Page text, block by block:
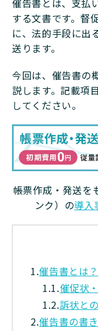
催告書とは、支払
する文書です。督
に、法的手段に出
送ります。
今回は、催告書の
説します。記載項
してください。
帳票作成・発送
ンク）の導入
1.催告書とは？
1.1.催促状
1.2.訴状と
2.催告書の書